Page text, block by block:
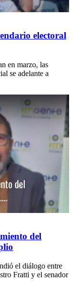
electoral
en marzo, las
se adelante a
Pereira destacó
del
el diálogo entre
Fratti y el senador